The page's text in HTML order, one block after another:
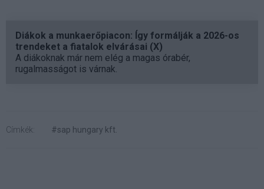
Diákok a munkaerőpiacon: Így formálják a 2026-os
trendeket a fiatalok elvárásai (X)
A diákoknak már nem elég a magas órabér,
rugalmasságot is várnak.
Címkék: #sap hungary kft.